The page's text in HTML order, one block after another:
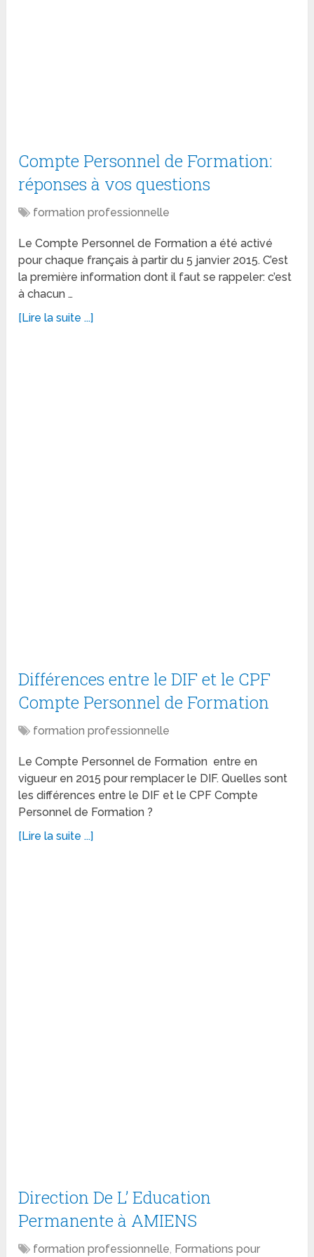
Compte Personnel de Formation:
réponses à vos questions
formation professionnelle
Le Compte Personnel de Formation a été activé
pour chaque français à partir du 5 janvier 2015. C’est
la première information dont il faut se rappeler: c’est
à chacun …
[Lire la suite ...]
Différences entre le DIF et le CPF
Compte Personnel de Formation
formation professionnelle
Le Compte Personnel de Formation entre en
vigueur en 2015 pour remplacer le DIF. Quelles sont
les différences entre le DIF et le CPF Compte
Personnel de Formation ?
[Lire la suite ...]
Direction De L’ Education
Permanente à AMIENS
formation professionnelle, Formations pour